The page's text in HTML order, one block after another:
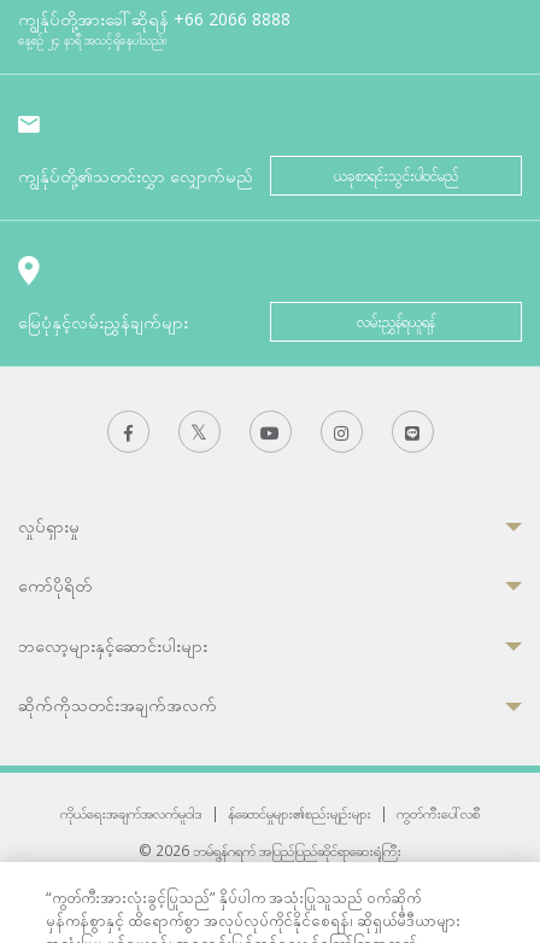
ကျွန်ုပ်တို့အားခေါ်ဆိုရန် +66 2066 8888
နေ့စဉ် ၂၄ နာရီ အသင့်ရှိနေပါသည်။
ကျွန်ုပ်တို့၏သတင်းလွှာ လျှောက်မည် ယခုစာရင်းသွင်းပါဝင်မည်
မြေပုံနှင့်လမ်းညွှန်ချက်များ လမ်းညွှန်ရယူရန်
လှုပ်ရှားမှု
ကော်ပိုရိတ်
ဘလော့များနှင့်ဆောင်းပါးများ
ဆိုက်ကိုသတင်းအချက်အလက်
ကိုယ်ရေးအချက်အလက်မူဝါဒ | န်ဆောင်မှုများ၏စည်းမျဉ်းများ |
ကွတ်ကီးပေါ်လစီ
© 2026 ဘမ်ရွန်ဂရက် အပြည်ပြည်ဆိုင်ရာဆေးရုံကြီး
33 Sukhumvit 3, Wattana, Bangkok 10110 Thailand.
All rights reserved.
“ကွတ်ကီးအားလုံးခွင့်ပြုသည်” နှိပ်ပါက အသုံးပြုသူသည် ဝက်ဆိုက်
မှန်ကန်စွာနှင့် ထိရောက်စွာ အလုပ်လုပ်ကိုင်နိုင်စေရန်၊ ဆိုရှယ်မီဒီယာများ